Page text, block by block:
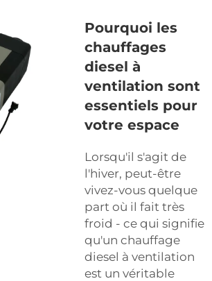
Pourquoi les
chauffages
diesel à
ventilation sont
essentiels pour
votre espace
Lorsqu'il s'agit de
l'hiver, peut-être
vivez-vous quelque
part où il fait très
froid - ce qui signifie
qu'un chauffage
diesel à ventilation
est un véritable